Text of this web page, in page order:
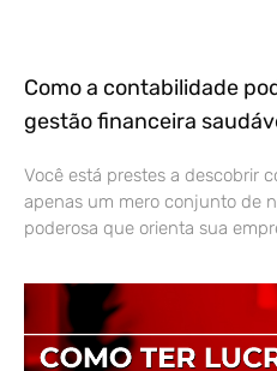
Como a contabilidade
gestão financeira
Você está prestes a descobrir
apenas um mero conjunto de
poderosa que orienta sua